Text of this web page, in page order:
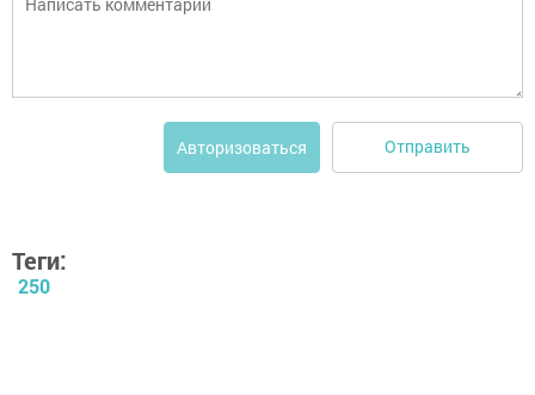
Авторизоваться Отправить
Теги:
250